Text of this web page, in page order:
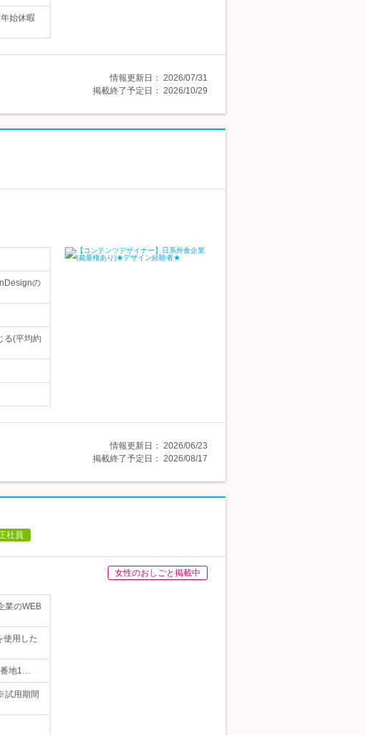
始休暇
情報更新日： 2026/07/31
掲載終了予定日： 2026/10/29
の
る(平均約
情報更新日： 2026/06/23
掲載終了予定日： 2026/08/17
社員
女性のおしごと掲載中
業のWEB
用した
番地1…
試用期間